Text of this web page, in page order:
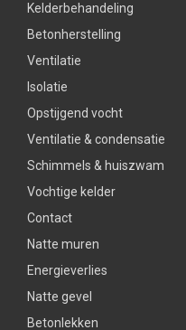
Kelderbehandeling
Betonherstelling
Ventilatie
Isolatie
Opstijgend vocht
Ventilatie & condensatie
Schimmels & huiszwam
Vochtige kelder
Contact
Natte muren
Energieverlies
Natte gevel
Betonlekken